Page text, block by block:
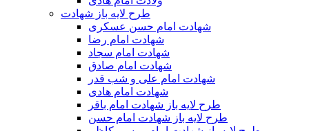
طرح لایه باز شهادت
شهادت امام حسن عسکری
شهادت امام رضا
شهادت امام سجاد
شهادت امام صادق
شهادت امام علی و شب قدر
شهادت امام هادی
طرح لایه باز شهادت امام باقر
طرح لایه باز شهادت امام حسن